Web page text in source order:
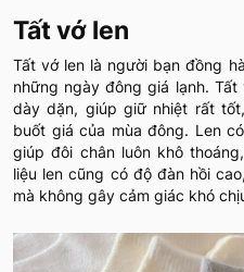
Tất vớ len
Tất vớ len là người bạn đồng
những ngày đông giá lạnh.
dày dặn, giúp giữ nhiệt rất
buốt giá của mùa đông. Len
giúp đôi chân luôn khô
liệu len cũng có độ đàn hồi
mà không gây cảm giác khó